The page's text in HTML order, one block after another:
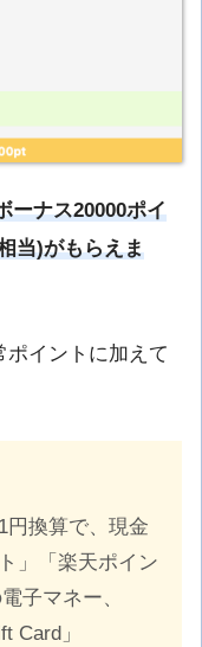
ーナス20000ポイ
当)がもらえま
ポイントに加えて
円換算で、現金
」「楽天ポイン
子マネー、
Card」